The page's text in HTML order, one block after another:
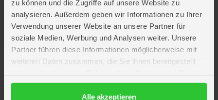
zu können und die Zugriffe auf unsere Website zu
analysieren. Außerdem geben wir Informationen zu Ihrer
Verwendung unserer Website an unsere Partner für
soziale Medien, Werbung und Analysen weiter. Unsere
Partner führen diese Informationen möglicherweise mit
weiteren Daten zusammen, die Sie ihnen bereitgestellt
gesammelt haben.
DatenschutzerklärungAlle akzeptieren
Artikelmerkmale
Farbe
multicolor
Höhe ca. 14 cm